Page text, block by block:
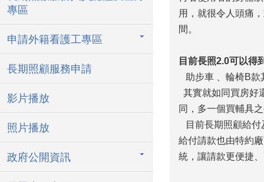
專區
申請外籍看護工專區
長期照顧服務申請
影片播放
照片播放
政府公開資訊
用，就很令人頭痛
間。
目前長照2.0可以得
助步車 、輪椅B款
其實就如同買房好
同，多一個買輔具
目前長期照顧給付
給付請款也由特約
統，讓請款更便捷